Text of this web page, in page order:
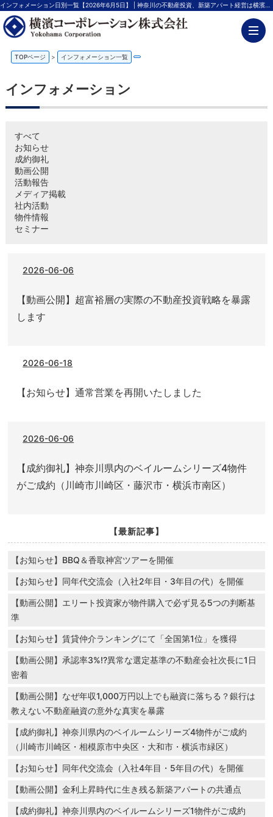
インフォメーション日別一覧【2026年6月5日】 | 神奈川の不動産投資、新築アパート経営は横濱コーポレーション
TOPページ > インフォメーション一覧
インフォメーション
すべて
お知らせ
成約御礼
動画公開
活動報告
メディア掲載
社内活動
物件情報
セミナー
2026-06-06
【動画公開】超富裕層の実際の不動産投資戦略を暴露
します
2026-06-18
【お知らせ】通常営業を再開いたしました
2026-06-06
【成約御礼】神奈川県内のベイルームシリーズ4物件
がご成約（川崎市川崎区・藤沢市・横浜市南区）
【最新記事】
【お知らせ】BBQ＆香取神宮ツアーを開催
【お知らせ】同年代交流会（入社2年目・3年目の代）を開催
【動画公開】エリート投資家が物件購入で必ず見る5つの判断基
準
【お知らせ】賃貸仲介ランキングにて「全国第1位」を獲得
【動画公開】承認率3%!?異常な選定基準の不動産会社次長に1日
密着
【動画公開】なぜ年収1,000万円以上でも融資に落ちる？銀行は
教えない不動産融資の意外な真実を暴露
【成約御礼】神奈川県内のベイルームシリーズ4物件がご成約
（川崎市川崎区・相模原市中央区・大和市・横浜市緑区）
【お知らせ】同年代交流会（入社4年目・5年目の代）を開催
【動画公開】金利上昇時代に生き残る新築アパートの共通点
【成約御礼】神奈川県内のベイルームシリーズ1物件がご成約